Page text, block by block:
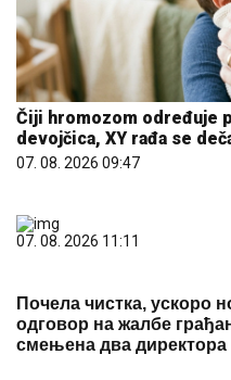
Čiji hromozom određuje
devojčica, XY rađa se
07. 08. 2026 09:47
07. 08. 2026 11:11
Почела чистка, ускоро
одговор на жалбе
смењена два директора